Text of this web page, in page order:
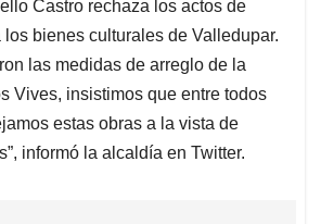
Castro rechaza los actos de
bienes culturales de Valledupar.
las medidas de arreglo de la
Vives, insistimos que entre todos
estas obras a la vista de
informó la alcaldía en Twitter.